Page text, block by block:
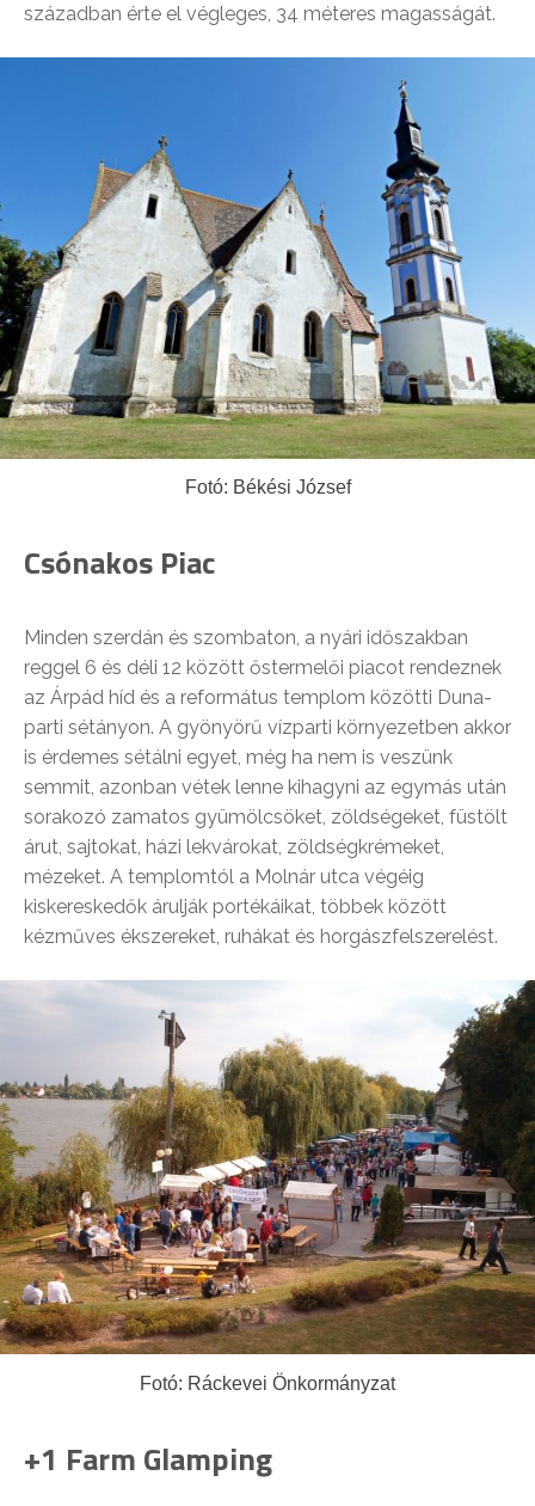
században érte el végleges, 34 méteres magasságát.
Fotó: Békési József
Csónakos Piac
Minden szerdán és szombaton, a nyári időszakban
reggel 6 és déli 12 között őstermelői piacot rendeznek
az Árpád híd és a református templom közötti Duna-
parti sétányon. A gyönyörű vízparti környezetben akkor
is érdemes sétálni egyet, még ha nem is veszünk
semmit, azonban vétek lenne kihagyni az egymás után
sorakozó zamatos gyümölcsöket, zöldségeket, füstölt
árut, sajtokat, házi lekvárokat, zöldségkrémeket,
mézeket. A templomtól a Molnár utca végéig
kiskereskedők árulják portékáikat, többek között
kézműves ékszereket, ruhákat és horgászfelszerelést.
Fotó: Ráckevei Önkormányzat
+1 Farm Glamping